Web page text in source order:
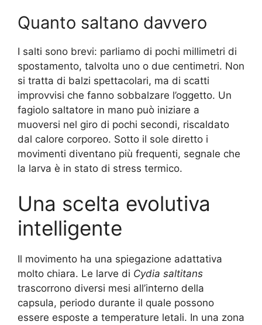
Quanto saltano davvero
I salti sono brevi: parliamo di pochi millimetri di
spostamento, talvolta uno o due centimetri. Non
si tratta di balzi spettacolari, ma di scatti
improvvisi che fanno sobbalzare l’oggetto. Un
fagiolo saltatore in mano può iniziare a
muoversi nel giro di pochi secondi, riscaldato
dal calore corporeo. Sotto il sole diretto i
movimenti diventano più frequenti, segnale che
la larva è in stato di stress termico.
Una scelta evolutiva
intelligente
Il movimento ha una spiegazione adattativa
molto chiara. Le larve di Cydia saltitans
trascorrono diversi mesi all’interno della
capsula, periodo durante il quale possono
essere esposte a temperature letali. In una zona